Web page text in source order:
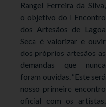
Rangel Ferreira da Silva,
o objetivo do I Encontro
dos Artesãos de Lagoa
Seca é valorizar e ouvir
dos próprios artesãos as
demandas que nunca
foram ouvidas. “Este será
nosso primeiro encontro
oficial com os artistas.